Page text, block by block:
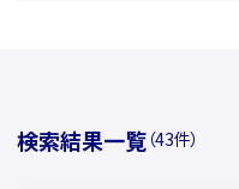
検索結果一覧 （43件）